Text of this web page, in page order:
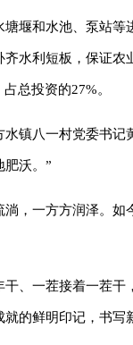
堰和水池、泵站
水利短板，保证
总投资的27%。
镇八一村党委书
肥沃。”
，一方方润泽。
、一茬接着一茬
的鲜明印记，书写